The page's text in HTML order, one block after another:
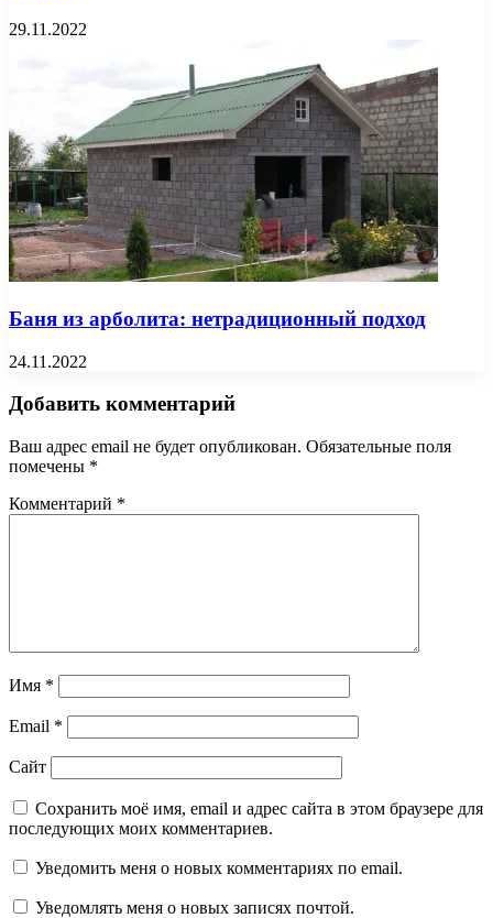
29.11.2022
Баня из арболита: нетрадиционный подход
24.11.2022
Добавить комментарий
Ваш адрес email не будет опубликован. Обязательные поля
помечены *
Комментарий *
Имя *
Email *
Сайт
Сохранить моё имя, email и адрес сайта в этом браузере для
последующих моих комментариев.
Уведомить меня о новых комментариях по email.
Уведомлять меня о новых записях почтой.